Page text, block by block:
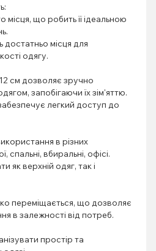
місця, що робить її ідеальною
достатньо місця для
одягу.
см дозволяє зручно
запобігаючи їх зім'яттю.
легкий доступ до
в різних
спальні, вбиральні, офісі.
як верхній одяг, так і
переміщається, що дозволяє
в залежності від потреб.
простір та